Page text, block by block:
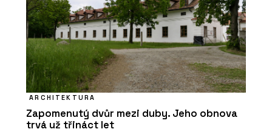
ARCHITEKTURA
Zapomenutý dvůr mezi duby. Jeho obnova
trvá už třináct let